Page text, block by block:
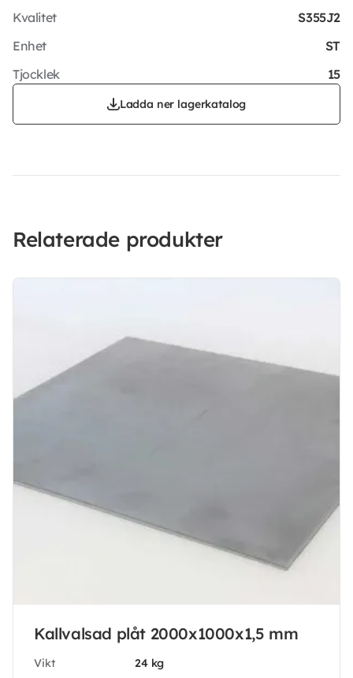
Kvalitet
S355J2
Enhet
ST
Tjocklek
15
Ladda ner lagerkatalog
Relaterade produkter
Kallvalsad plåt 2000x1000x1,5 mm
Vikt
24 kg